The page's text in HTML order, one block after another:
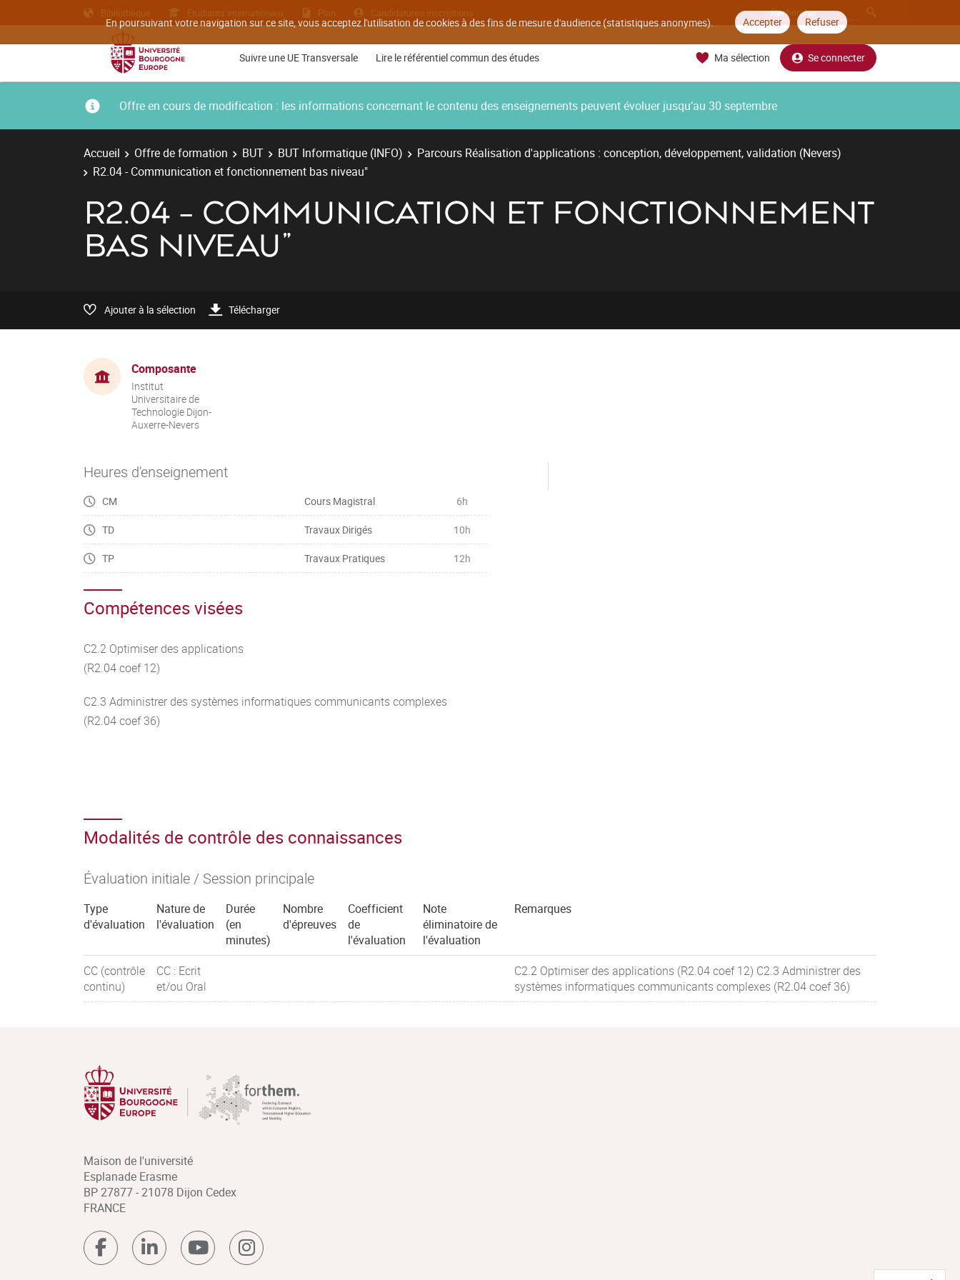
En poursuivant votre navigation sur ce site, vous acceptez l'utilisation de cookies à des fins de mesure d'audience (statistiques anonymes). Accepter Refuser
Bibliothèque Etudiants internationaux Plan Candidatures inscriptions
Suivre une UE Transversale Lire le référentiel commun des études Ma sélection Se connecter
Offre en cours de modification : les informations concernant le contenu des enseignements peuvent évoluer jusqu’au 30 septembre
Accueil Offre de formation BUT BUT Informatique (INFO)
Parcours Réalisation d'applications : conception, développement, validation (Nevers)
R2.04 - Communication et fonctionnement bas niveau"
R2.04 - COMMUNICATION ET FONCTIONNEMENT
BAS NIVEAU"
Ajouter à la sélection Télécharger
Composante
Institut
Universitaire de
Technologie Dijon-
Auxerre-Nevers
Heures d'enseignement
CM Cours Magistral 6h
TD Travaux Dirigés 10h
TP Travaux Pratiques 12h
Compétences visées
C2.2 Optimiser des applications
(R2.04 coef 12)
C2.3 Administrer des systèmes informatiques communicants complexes
(R2.04 coef 36)
Modalités de contrôle des connaissances
Évaluation initiale / Session principale
Type
d'évaluation
Nature de
l'évaluation
Durée
(en
minutes)
Nombre
d'épreuves
Coefficient
de
l'évaluation
Note
éliminatoire de
l'évaluation
Remarques
CC (contrôle
continu)
CC : Ecrit
et/ou Oral
C2.2 Optimiser des applications (R2.04 coef 12) C2.3 Administrer des
systèmes informatiques communicants complexes (R2.04 coef 36)
Maison de l'université
Esplanade Erasme
BP 27877 - 21078 Dijon Cedex
FRANCE